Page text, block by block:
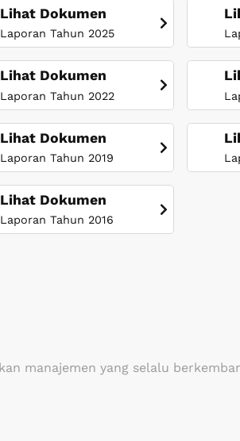
Lihat Dokumen
Laporan Tahun 2025
Lihat Dokumen
Laporan Tahun 2022
Lihat Dokumen
Laporan Tahun 2019
Lihat Dokumen
Laporan Tahun 2016
manajemen yang selalu